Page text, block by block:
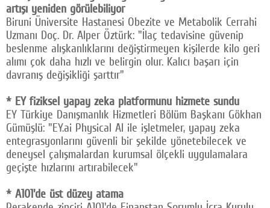
artışı yeniden görülebiliyor
Biruni Üniversite Hastanesi Obezite ve Metabolik Cerrahi
Uzmanı Doç. Dr. Alper Öztürk: "İlaç tedavisine güvenip
beslenme alışkanlıklarını değiştirmeyen kişilerde kilo geri
alımı çok daha hızlı ve belirgin olur. Kalıcı başarı için
davranış değişikliği şarttır"
* EY fiziksel yapay zeka platformunu hizmete sundu
EY Türkiye Danışmanlık Hizmetleri Bölüm Başkanı Gökhan
Gümüşlü: "EY.ai Physical AI ile işletmeler, yapay zeka
entegrasyonlarını güvenli bir şekilde yönetebilecek ve
deneysel çalışmalardan kurumsal ölçekli uygulamalara
geçişte hızlarını artırabilecek"
* A101'de üst düzey atama